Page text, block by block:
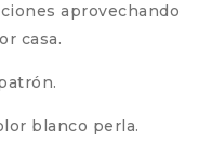
aprovechando
casa.
blanco perla.